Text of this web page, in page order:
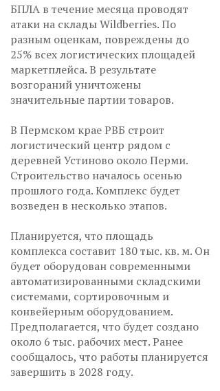
БПЛА в течение месяца проводят
атаки на склады Wildberries. По
разным оценкам, повреждены до
25% всех логистических площадей
маркетплейса. В результате
возгораний уничтожены
значительные партии товаров.
В Пермском крае РВБ строит
логистический центр рядом с
деревней Устиново около Перми.
Строительство началось осенью
прошлого года. Комплекс будет
возведен в несколько этапов.
Планируется, что площадь
комплекса составит 180 тыс. кв. м. Он
будет оборудован современными
автоматизированными складскими
системами, сортировочным и
конвейерным оборудованием.
Предполагается, что будет создано
около 6 тыс. рабочих мест. Ранее
сообщалось, что работы планируется
завершить в 2028 году.